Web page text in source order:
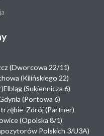
(Dworcowa 22/11)
(Kilińskiego 22)
Elbląg (Sukiennicza 6)
(Portowa 6)
Zdrój (Partner)
(Opolska 8/1)
Polskich 3/U3A)